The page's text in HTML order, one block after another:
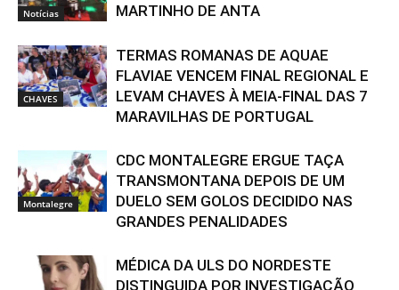
Notícias
MARTINHO DE ANTA
CHAVES
TERMAS ROMANAS DE AQUAE
FLAVIAE VENCEM FINAL REGIONAL E
LEVAM CHAVES À MEIA-FINAL DAS 7
MARAVILHAS DE PORTUGAL
Montalegre
CDC MONTALEGRE ERGUE TAÇA
TRANSMONTANA DEPOIS DE UM
DUELO SEM GOLOS DECIDIDO NAS
GRANDES PENALIDADES
MÉDICA DA ULS DO NORDESTE
DISTINGUIDA POR INVESTIGAÇÃO